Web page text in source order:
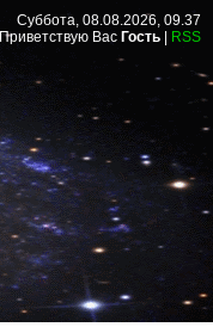
Суббота, 08.08.2026, 09.37
Приветствую Вас Гость RSS